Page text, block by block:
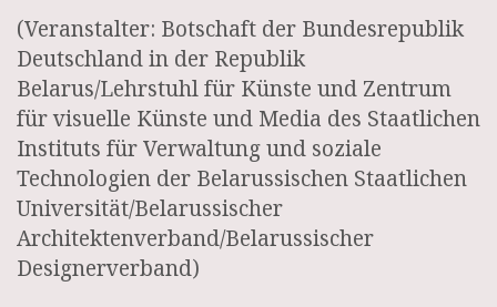
(Veranstalter: Botschaft der Bundesrepublik
Deutschland in der Republik
Belarus/Lehrstuhl für Künste und Zentrum
für visuelle Künste und Media des Staatlichen
Instituts für Verwaltung und soziale
Technologien der Belarussischen Staatlichen
Universität/Belarussischer
Architektenverband/Belarussischer
Designerverband)